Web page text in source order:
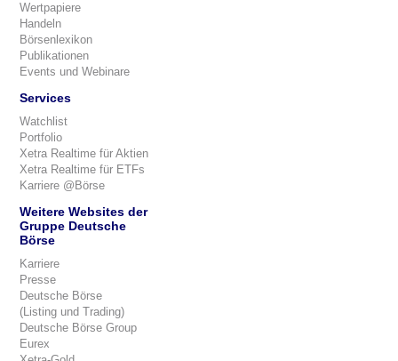
Wertpapiere
Handeln
Börsenlexikon
Publikationen
Events und Webinare
Services
Watchlist
Portfolio
Xetra Realtime für Aktien
Xetra Realtime für ETFs
Karriere @Börse
Weitere Websites der
Gruppe Deutsche
Börse
Karriere
Presse
Deutsche Börse
(Listing und Trading)
Deutsche Börse Group
Eurex